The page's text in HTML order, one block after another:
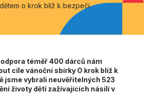
o krok blíž k bezpečí.
téměř 400 dárců nám
cíle vánoční sbírky O krok blíž k
jsme vybrali neuvěřitelných 523
životy dětí zažívajících násilí v